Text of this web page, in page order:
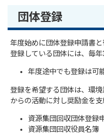
団体登録
年度始めに団体登録申請書
登録している団体には、毎年
年度途中でも登録は可
登録を希望する団体は、環
からの活動に対し奨励金を支
資源集団回収団体登録
資源集団回収役員名簿